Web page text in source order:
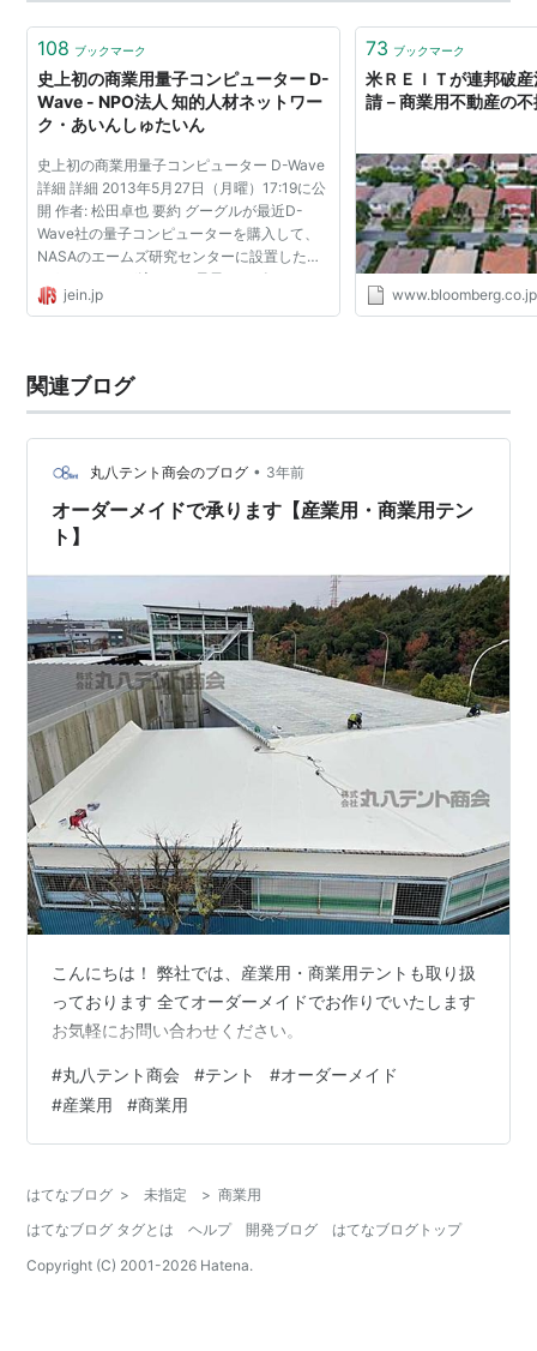
108 ブックマーク
史上初の商業用量子コンピューター D-
Wave - NPO法人 知的人材ネットワー
ク・あいんしゅたいん
史上初の商業用量子コンピューター D-Wave
詳細 詳細 2013年5月27日（月曜）17:19に公
開 作者: 松田卓也 要約 グーグルが最近D-
Wave社の量子コンピューターを購入して、
NASAのエームズ研究センターに設置したと
いうニュースが流れた。量子コンピューター
の研究者たちの意見では、量子コンピュータ
jein.jp
73 ブックマーク
米ＲＥＩＴが連邦破
請－商業用不動産の
www.bloomberg.co.jp
関連ブログ
丸八テント商会のブログ • 3年前
オーダーメイドで承ります【産業用・商業用テン
ト】
こんにちは！ 弊社では、産業用・商業用テントも取り扱
っております 全てオーダーメイドでお作りでいたします
お気軽にお問い合わせください。
#丸八テント商会 #テント #オーダーメイド
#産業用 #商業用
はてなブログ > 未指定 > 商業用
はてなブログ タグとは
ヘルプ 開発ブログ
はてなブログトップ
Copyright (C) 2001-2026 Hatena.